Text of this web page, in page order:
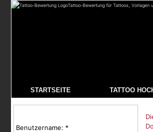
Tattoo-Bewertung für Tattoos, Vorlagen
STARTSEITE TATTOO
Benutzername: *